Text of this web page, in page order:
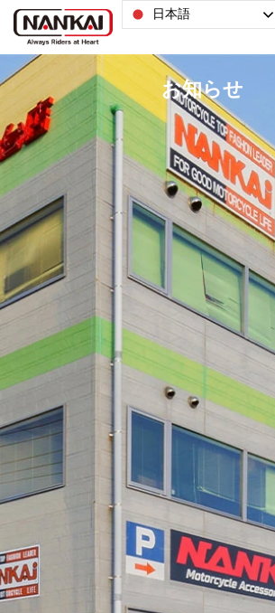
日本語
お知らせ